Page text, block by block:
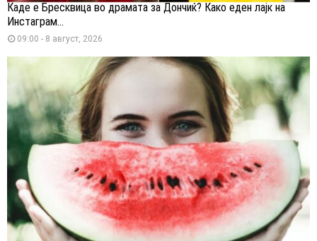
Каде е Бресквица во драмата за Дончиќ? Како еден лајк на
Инстаграм...
09:00 - 8 август, 2026